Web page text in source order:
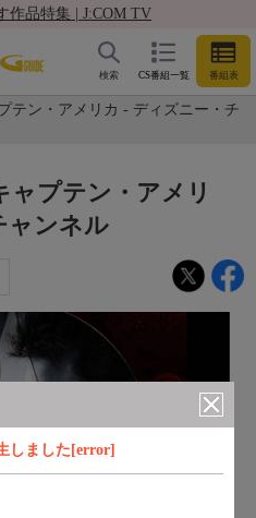
作品特集 | J:COM TV
CS番組一覧 番組表
検索
テン・アメリカ - ディズニー・チ
しました[error]
ャプテン・アメリ
ャンネル